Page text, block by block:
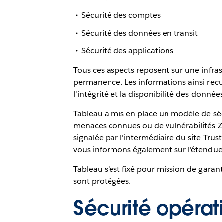
Sécurité des comptes
Sécurité des données en transit
Sécurité des applications
Tous ces aspects reposent sur une
permanence. Les informations ainsi
l'intégrité et la disponibilité des
Tableau a mis en place un modèle de
menaces connues ou de vulnérabilités
signalée par l'intermédiaire du site
vous informons également sur
Tableau s'est fixé pour mission de
sont protégées.
Sécurité